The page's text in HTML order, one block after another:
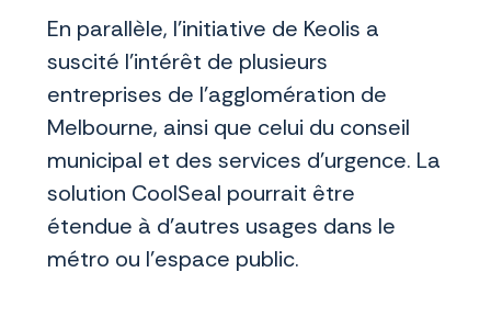
En parallèle, l’initiative de Keolis a
suscité l’intérêt de plusieurs
entreprises de l’agglomération de
Melbourne, ainsi que celui du conseil
municipal et des services d’urgence. La
solution CoolSeal pourrait être
étendue à d’autres usages dans le
métro ou l’espace public.